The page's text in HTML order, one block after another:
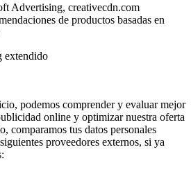
Advertising, creativecdn.com
de productos basadas en
extendido
podemos comprender y evaluar mejor
online y optimizar nuestra oferta
comparamos tus datos personales
proveedores externos, si ya